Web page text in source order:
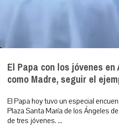
El Papa con los jóvenes
como Madre, seguir el
El Papa hoy tuvo un especial
Plaza Santa María de los Ángeles
de tres jóvenes. ...